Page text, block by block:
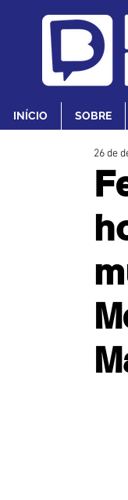
INÍCIO SOBRE
26 de